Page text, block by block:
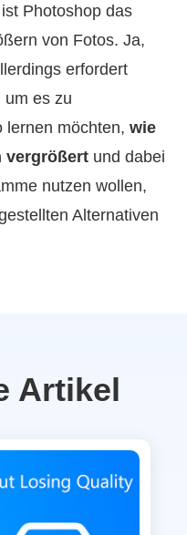
Photoshop das
von Fotos. Ja,
erfordert
um es zu
lernen möchten, wie
vergrößert und dabei
nutzen wollen,
Alternativen
Artikel